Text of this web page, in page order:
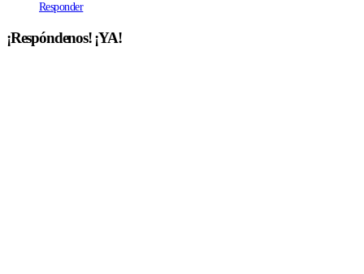
Responder
¡Respóndenos! ¡YA!